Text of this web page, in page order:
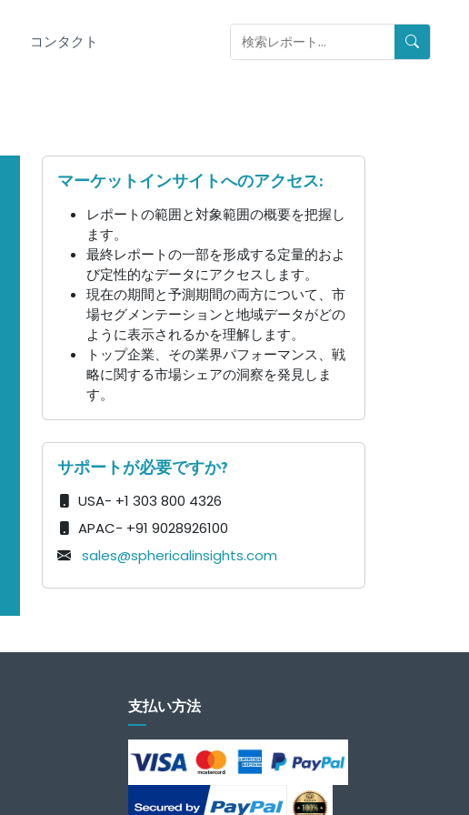
コンタクト
マーケットインサイトへのアクセス:
レポートの範囲と対象範囲の概要を把握し
ます。
最終レポートの一部を形成する定量的およ
び定性的なデータにアクセスします。
現在の期間と予測期間の両方について、市
場セグメンテーションと地域データがどの
ように表示されるかを理解します。
トップ企業、その業界パフォーマンス、戦
略に関する市場シェアの洞察を発見しま
す。
サポートが必要ですか?
USA- +1 303 800 4326
APAC- +91 9028926100
sales@sphericalinsights.com
支払い方法